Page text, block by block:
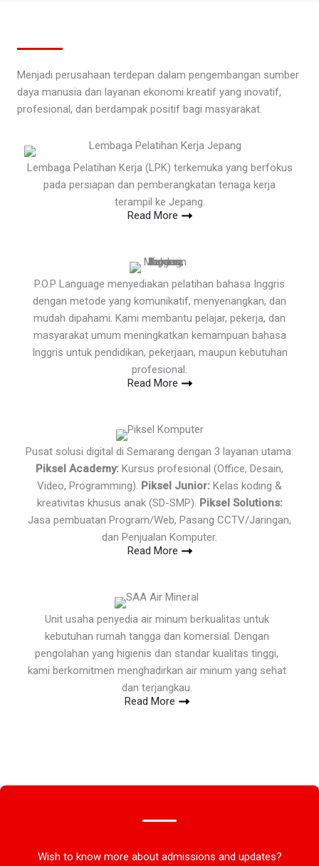
Menjadi perusahaan terdepan dalam pengembangan sumber
daya manusia dan layanan ekonomi kreatif yang inovatif,
profesional, dan berdampak positif bagi masyarakat.
Lembaga Pelatihan Kerja (LPK) terkemuka yang berfokus
pada persiapan dan pemberangkatan tenaga kerja
terampil ke Jepang.
Read More
P.O.P Language menyediakan pelatihan bahasa Inggris
dengan metode yang komunikatif, menyenangkan, dan
mudah dipahami. Kami membantu pelajar, pekerja, dan
masyarakat umum meningkatkan kemampuan bahasa
Inggris untuk pendidikan, pekerjaan, maupun kebutuhan
profesional.
Read More
Pusat solusi digital di Semarang dengan 3 layanan utama:
Piksel Academy: Kursus profesional (Office, Desain,
Video, Programming). Piksel Junior: Kelas koding &
kreativitas khusus anak (SD-SMP). Piksel Solutions:
Jasa pembuatan Program/Web, Pasang CCTV/Jaringan,
dan Penjualan Komputer.
Read More
Unit usaha penyedia air minum berkualitas untuk
kebutuhan rumah tangga dan komersial. Dengan
pengolahan yang higienis dan standar kualitas tinggi,
kami berkomitmen menghadirkan air minum yang sehat
dan terjangkau.
Read More
Wish to know more about admissions and updates?